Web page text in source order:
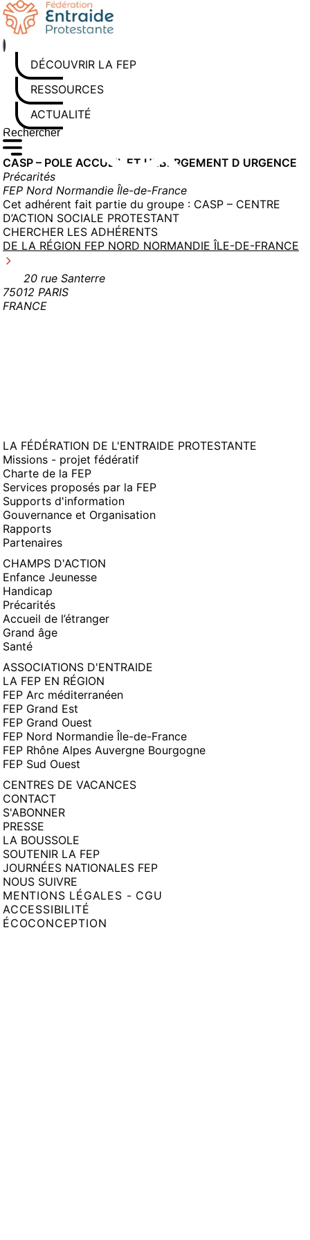
Aller
au
contenu
DÉCOUVRIR LA FEP
RESSOURCES
ACTUALITÉS
Rechercher sur le site
Saisissez au moins 3 caractères pour lancer la recherche
CASP – POLE ACCUEIL ET HEBERGEMENT D URGENCE
Précarités
FEP Nord Normandie Île-de-France
Cet adhérent fait partie du groupe : CASP – CENTRE
D’ACTION SOCIALE PROTESTANT
CHERCHER LES ADHÉRENTS
DE LA RÉGION FEP NORD NORMANDIE ÎLE-DE-FRANCE
20 rue Santerre
75012 PARIS
FRANCE
LA FÉDÉRATION DE L'ENTRAIDE PROTESTANTE
Missions - projet fédératif
Charte de la FEP
Services proposés par la FEP
Supports d'information
Gouvernance et Organisation
Rapports
Partenaires
CHAMPS D'ACTION
Enfance Jeunesse
Handicap
Précarités
Accueil de l’étranger
Grand âge
Santé
ASSOCIATIONS D'ENTRAIDE
LA FEP EN RÉGION
FEP Arc méditerranéen
FEP Grand Est
FEP Grand Ouest
FEP Nord Normandie Île-de-France
FEP Rhône Alpes Auvergne Bourgogne
FEP Sud Ouest
CENTRES DE VACANCES
CONTACT
S'ABONNER
PRESSE
LA BOUSSOLE
SOUTENIR LA FEP
JOURNÉES NATIONALES FEP
NOUS SUIVRE
MENTIONS LÉGALES - CGU
ACCESSIBILITÉ
ÉCOCONCEPTION